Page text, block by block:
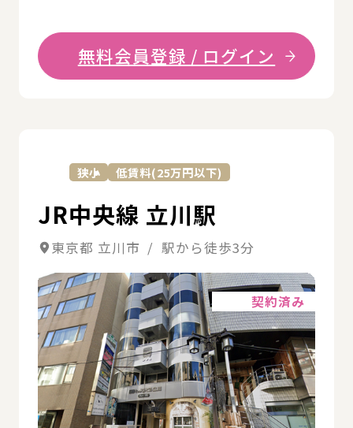
無料会員登録 / ログイン
狭小 低賃料(25万円以下)
JR中央線 立川駅
東京都 立川市 / 駅から徒歩3分
契約済み